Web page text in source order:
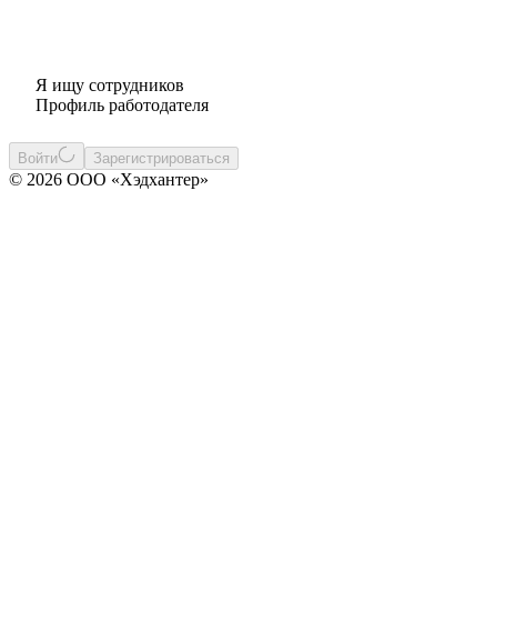
Я ищу сотрудников
Профиль работодателя
Войти Зарегистрироваться
© 2026 ООО «Хэдхантер»